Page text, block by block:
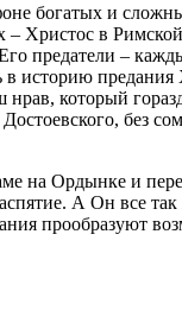
богатых и
– Христос в
предатели –
историю
который
без
на Ордынке и
А Он все
прообразуют